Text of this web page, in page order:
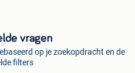
vragen
op je zoekopdracht en de
filters